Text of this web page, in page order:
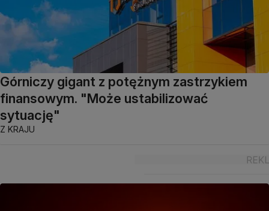
Górniczy gigant z potężnym zastrzykiem
finansowym. "Może ustabilizować
sytuację"
Z KRAJU